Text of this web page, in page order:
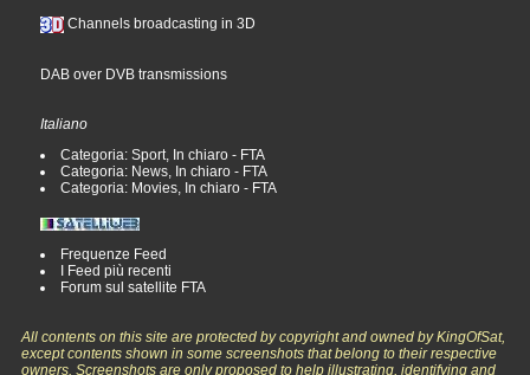
Channels broadcasting in 3D
DAB over DVB transmissions
Italiano
Categoria: Sport, In chiaro - FTA
Categoria: News, In chiaro - FTA
Categoria: Movies, In chiaro - FTA
Frequenze Feed
I Feed più recenti
Forum sul satellite FTA
All contents on this site are protected by copyright and owned by KingOfSat,
except contents shown in some screenshots that belong to their respective
owners. Screenshots are only proposed to help illustrating, identifying and